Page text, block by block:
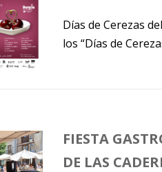
Días de Cerezas
los “Días de
FIESTA
DE LAS